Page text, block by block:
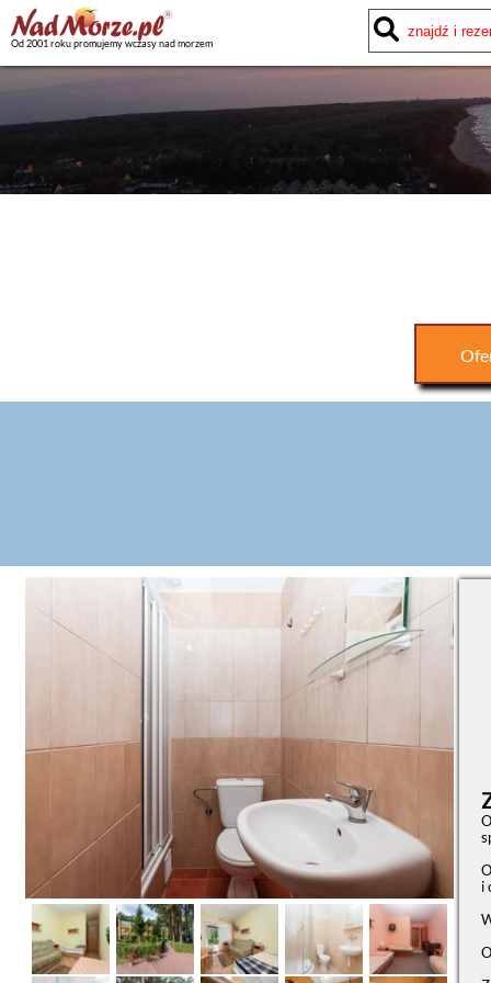
Od 2001 roku promujemy wczasy nad morzem
i